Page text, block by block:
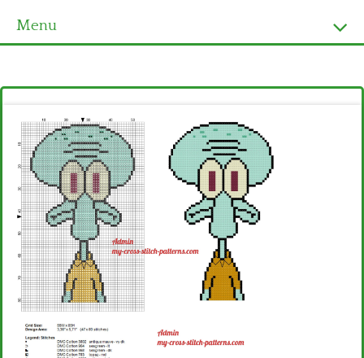
Menu
Ultimi schemi
Alfabeto
Bambini
Disney
Thun